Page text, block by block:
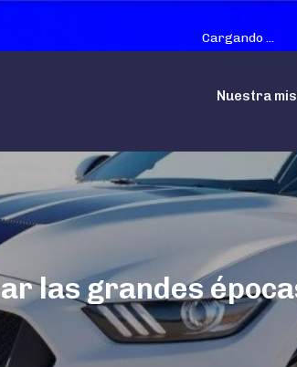
Cargando ...
Nuestra
las grandes